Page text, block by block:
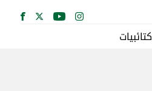
كتائبيات